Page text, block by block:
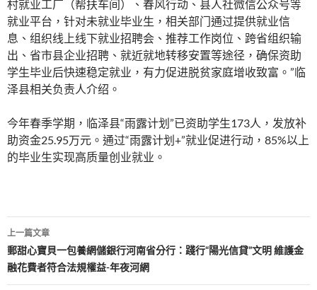
村就业工厂（帮扶车间）、春风行动、县人社微信公众号等
就业平台，针对未就业毕业生，相关部门通过提供就业信
息、组织线上线下就业招聘会、推荐工作岗位、跨省组织输
出、省市县企业招聘、就近就地转移安置等途径，确保资助
学生毕业后快速稳定就业，有力促进脱贫家庭增收致富。”临
泽县相关负责人介绍。
今年春季学期，临泽县“雨露计划”已资助学生173人，发放补
助资金25.95万元。通过“雨露计划+”就业促进行动，85%以上
的毕业生实现高质量创业就业。
文
章
導
上一篇文章
郵甜心寶貝一包養網儲銀行河南省分行：踐行“陽光信貸”文明 維護金
融花費者符合法規權益-年夜河網